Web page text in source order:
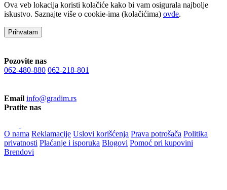
Ova veb lokacija koristi kolačiće kako bi vam osigurala najbolje
iskustvo. Saznajte više o cookie-ima (kolačićima) ovde.
Prihvatam
Pozovite nas
062-480-880 062-218-801
Email info@gradim.rs
Pratite nas
O nama Reklamacije Uslovi korišćenja Prava potrošača Politika
privatnosti Plaćanje i isporuka Blogovi Pomoć pri kupovini
Brendovi